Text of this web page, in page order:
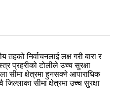
निर्वाचनलाई लक्ष गरी बारा र
प्रहरीको टोलीले उच्च सुरक्षा
सीमा क्षेत्रमा हुनसक्ने आपाराधिक
सीमा क्षेत्रमा उच्च सुरक्षा